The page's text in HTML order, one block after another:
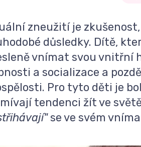
zneužití je
důsledky. Dítě,
vnímat svou vnitřní
a socializace a
Pro tyto děti je
tendenci žít ve
se ve svém